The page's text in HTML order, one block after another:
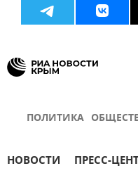
ПОЛИТИКА
НОВОСТИ ПРЕСС-